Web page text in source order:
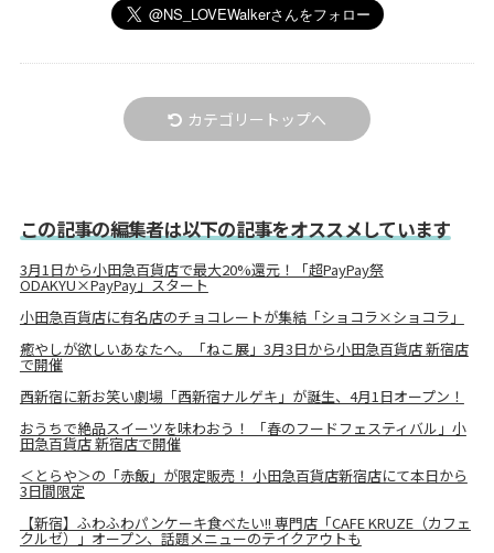
カテゴリートップへ
この記事の編集者は以下の記事をオススメしています
3月1日から小田急百貨店で最大20%還元！「超PayPay祭
ODAKYU×PayPay」スタート
小田急百貨店に有名店のチョコレートが集結「ショコラ×ショコラ」
癒やしが欲しいあなたへ。「ねこ展」3月3日から小田急百貨店 新宿店
で開催
西新宿に新お笑い劇場「西新宿ナルゲキ」が誕生、4月1日オープン！
おうちで絶品スイーツを味わおう！ 「春のフードフェスティバル」小
田急百貨店 新宿店で開催
＜とらや＞の「赤飯」が限定販売！ 小田急百貨店新宿店にて本日から
3日間限定
【新宿】ふわふわパンケーキ食べたい!! 専門店「CAFE KRUZE（カフェ
クルゼ）」オープン、話題メニューのテイクアウトも